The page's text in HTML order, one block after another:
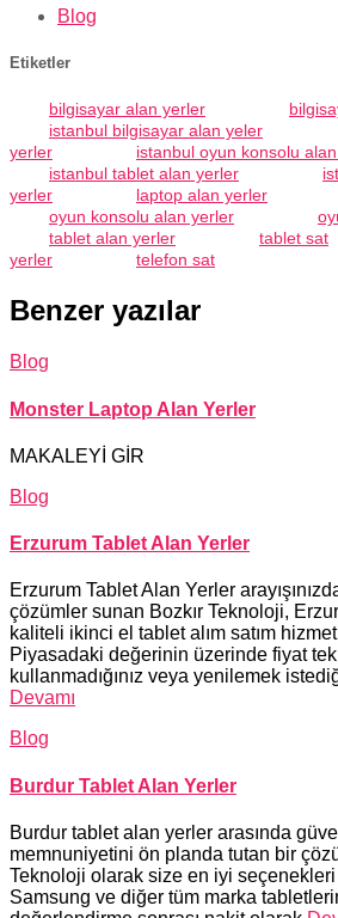
Blog
Etiketler
bilgisayar alan yerler
istanbul bilgisayar alan yeler
yerler
istanbul oyun konsolu
istanbul tablet alan yerler
yerler
laptop alan yerler
oyun konsolu alan yerler
tablet alan yerler
tablet sat
yerler
telefon sat
Benzer yazılar
Blog
Monster Laptop Alan Yerler
MAKALEYİ GİR
Blog
Erzurum Tablet Alan Yerler
Erzurum Tablet Alan Yerler
çözümler sunan Bozkır Teknoloji,
kaliteli ikinci el tablet alım satım
Piyasadaki değerinin üzerinde fiyat
kullanmadığınız veya yenilemek
Devamı
Blog
Burdur Tablet Alan Yerler
Burdur tablet alan yerler arasında
memnuniyetini ön planda tutan bir
Teknoloji olarak size en iyi
Samsung ve diğer tüm marka